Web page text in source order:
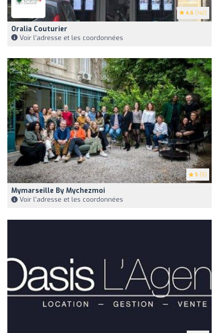
4.6 (142)
Oralia Couturier
Voir l'adresse et les coordonnées
5 (5)
Mymarseille By Mychezmoi
Voir l'adresse et les coordonnées